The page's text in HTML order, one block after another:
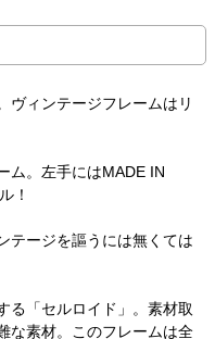
ヴィンテージフレームはリ
ム。左手にはMADE IN
！
テージを謳うには無くては
る「セルロイド」。素材取
な素材。このフレームは全